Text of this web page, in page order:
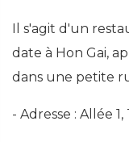
Il s'agit d'un
date à Hon Gai,
dans une petite
- Adresse : Allée